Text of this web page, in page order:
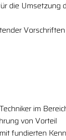
die Umsetzung
Vorschriften
im
von Vorteil
fundierten